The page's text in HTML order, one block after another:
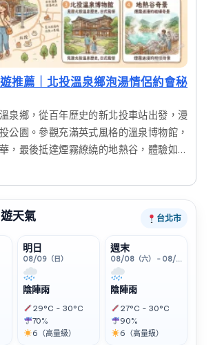
推薦｜北投溫泉鄉泡湯情侶約會秘
泉鄉，從百年歷史的新北投車站出發，漫
公園。參觀充滿英式風格的溫泉博物館，
，最後抵達煙霧繚繞的地熱谷，體驗如夢
天氣 台北市
明日
08/09（日）
陰陣雨
29°C - 30°C
70%
6（高量級）
週末
08/08（六） - 08/09（日）
陰陣雨
27°C - 30°C
90%
6（高量級）